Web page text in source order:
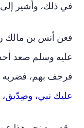
في ذلك، وأشير إلى
فعن أنس بن مالك
عليه وسلم صعد
فرجف بهم، فضربه
عليك نبي، وصِدّيق،